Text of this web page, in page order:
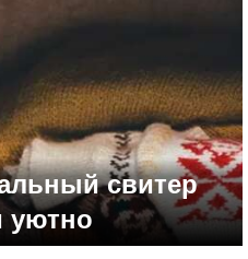
свитер
уютно